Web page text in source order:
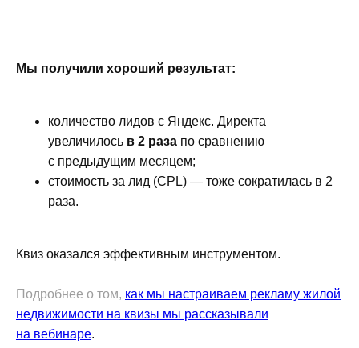
Мы получили хороший результат:
количество лидов с Яндекс. Директа
увеличилось в 2 раза по сравнению
с предыдущим месяцем;
стоимость за лид (CPL) — тоже сократилась в 2
раза.
Квиз оказался эффективным инструментом.
Подробнее о том, как мы настраиваем рекламу жилой
недвижимости на квизы мы рассказывали
на вебинаре.